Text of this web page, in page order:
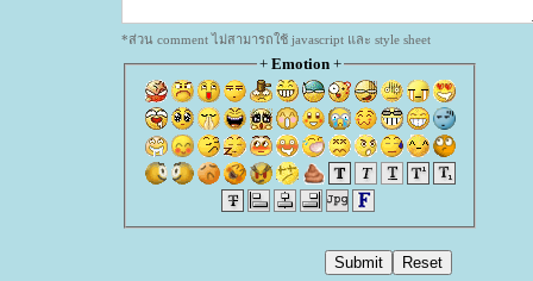
*ส่วน comment ไม่สามารถใช้ javascript และ style sheet
+ Emotion+